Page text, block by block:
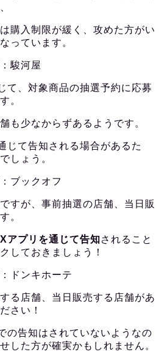
購入制限が緩く、攻めた方がい
っています。
駿河屋
て、対象商品の抽選予約に応募
。
も少なからずあるようです。
じて告知される場合があるた
しょう。
ブックオフ
すが、事前抽選の店舗、当日販
。
Xアプリを通じて告知されること
しておきましょう！
ドンキホーテ
る店舗、当日販売する店舗があ
さい！
の告知はされていないようなの
した方が確実かもしれません。